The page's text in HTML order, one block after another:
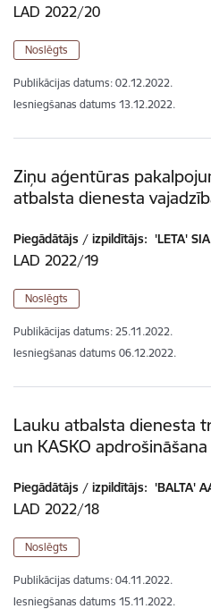
LAD 2022/20
Noslēgts
Publikācijas datums: 02.12.2022.
Iesniegšanas datums 13.12.2022.
Ziņu aģentūras
atbalsta dienesta
Piegādātājs / izpildītājs: 'LETA' SIA
LAD 2022/19
Noslēgts
Publikācijas datums: 25.11.2022.
Iesniegšanas datums 06.12.2022.
Lauku atbalsta dienesta
un KASKO apdrošināšana
Piegādātājs / izpildītājs: 'BALTA'
LAD 2022/18
Noslēgts
Publikācijas datums: 04.11.2022.
Iesniegšanas datums 15.11.2022.